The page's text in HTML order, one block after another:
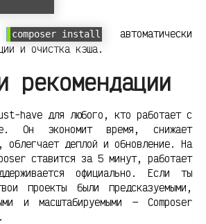
composer install
автоматически
и очистка кэша.
рекомендации
have для любого, кто работает с
Он экономит время, снижает
облегчает деплой и обновление. На
ставится за 5 минут, работает
официально. Если ты
проекты были предсказуемыми,
и масштабируемыми — Composer